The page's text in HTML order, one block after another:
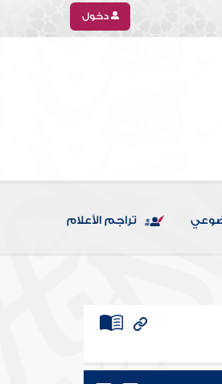
دخول
تراجم الأعلام